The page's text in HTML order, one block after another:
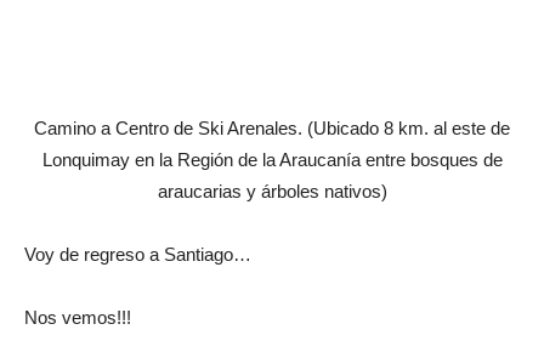
Camino a Centro de Ski Arenales. (Ubicado 8 km. al este de
Lonquimay en la Región de la Araucanía entre bosques de
araucarias y árboles nativos)
Voy de regreso a Santiago…
Nos vemos!!!